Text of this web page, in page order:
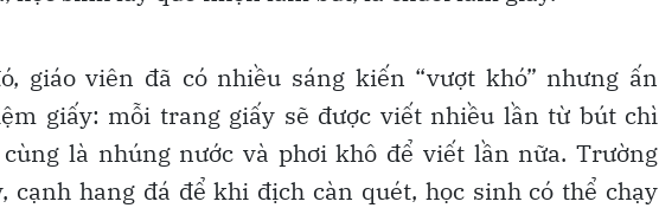
giáo viên đã có nhiều sáng kiến “vượt khó” nhưng ấn
giấy: mỗi trang giấy sẽ được viết nhiều lần từ bút chì
là nhúng nước và phơi khô để viết lần nữa. Trường
cạnh hang đá để khi địch càn quét, học sinh có thể chạy